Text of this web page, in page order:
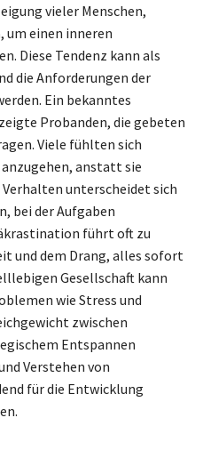
vieler Menschen,
um einen inneren
Diese Tendenz kann als
die Anforderungen der
Ein bekanntes
Probanden, die gebeten
Viele fühlten sich
anstatt sie
unterscheidet sich
bei der Aufgaben
führt oft zu
und dem Drang, alles sofort
Gesellschaft kann
wie Stress und
zwischen
Entspannen
Verstehen von
für die Entwicklung